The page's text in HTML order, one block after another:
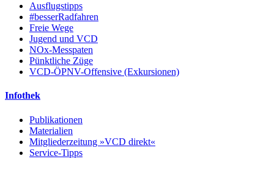
Ausflugstipps
#besserRadfahren
Freie Wege
Jugend und VCD
NOx-Messpaten
Pünktliche Züge
VCD-ÖPNV-Offensive (Exkursionen)
Infothek
Publikationen
Materialien
Mitgliederzeitung »VCD direkt«
Service-Tipps